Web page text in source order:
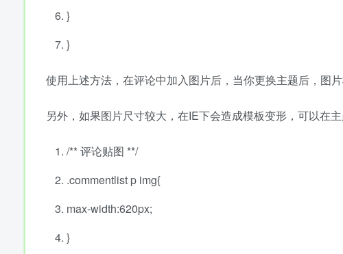
}
}
使用上述方法，在评论中加入图片后，当你更换主题后，图
另外，如果图片尺寸较大，在IE下会造成模板变形，可以在
/** 评论贴图 **/
.commentlist p img{
max-width:620px;
}